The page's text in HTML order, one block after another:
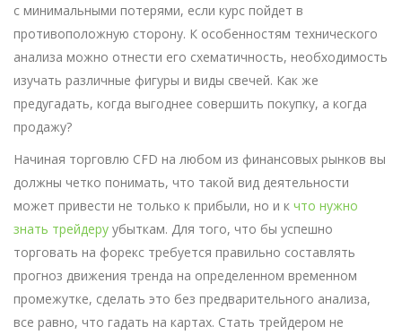
с минимальными потерями, если курс пойдет в
противоположную сторону. К особенностям технического
анализа можно отнести его схематичность, необходимость
изучать различные фигуры и виды свечей. Как же
предугадать, когда выгоднее совершить покупку, а когда
продажу?
Начиная торговлю CFD на любом из финансовых рынков вы
должны четко понимать, что такой вид деятельности
может привести не только к прибыли, но и к что нужно
знать трейдеру убыткам. Для того, что бы успешно
торговать на форекс требуется правильно составлять
прогноз движения тренда на определенном временном
промежутке, сделать это без предварительного анализа,
все равно, что гадать на картах. Стать трейдером не